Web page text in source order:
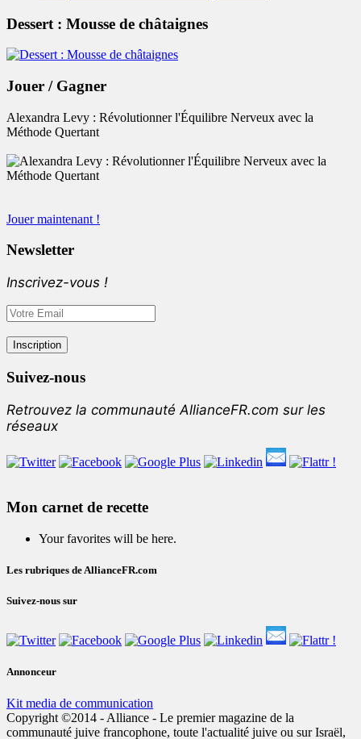
Dessert : Mousse de châtaignes
Jouer / Gagner
Alexandra Levy : Révolutionner l'Équilibre Nerveux avec la
Méthode Quertant
Jouer maintenant !
Newsletter
Inscrivez-vous !
Suivez-nous
Retrouvez la communauté AllianceFR.com sur les
réseaux
Mon carnet de recette
Your favorites will be here.
Les rubriques de AllianceFR.com
Suivez-nous sur
Annonceur
Kit media de communication
Copyright ©2014 - Alliance - Le premier magazine de la
communauté juive francophone, toute l'actualité juive ou sur Israël,